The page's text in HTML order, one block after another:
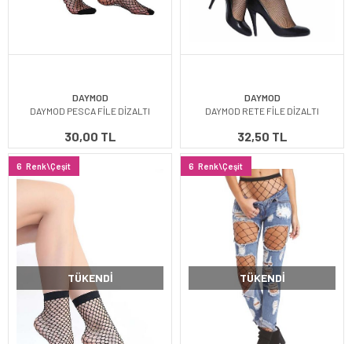
DAYMOD
DAYMOD PESCA FİLE DİZALTI
30,00 TL
DAYMOD
DAYMOD RETE FİLE DİZALTI
32,50 TL
6 Renk\Çeşit
TÜKENDI
6 Renk\Çeşit
TÜKENDI